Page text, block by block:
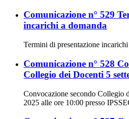
Comunicazione n° 529
incarichi a domanda
Termini di presentazione incarichi
Comunicazione n° 528
Collegio dei Docenti 5
Convocazione secondo Collegio
2025 alle ore 10:00 presso